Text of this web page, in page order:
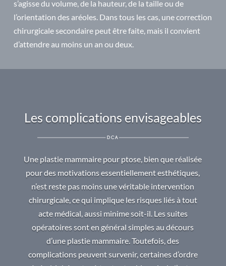
s’agisse du volume, de la hauteur, de la taille ou de
l’orientation des aréoles. Dans tous les cas, une correction
chirurgicale secondaire peut être faite, mais il convient
d’attendre au moins un an ou deux.
Les complications envisageables
Une plastie mammaire pour ptose, bien que réalisée
pour des motivations essentiellement esthétiques,
n’est reste pas moins une véritable intervention
chirurgicale, ce qui implique les risques liés à tout
acte médical, aussi minime soit-il. Les suites
opératoires sont en général simples au décours
d’une plastie mammaire. Toutefois, des
complications peuvent survenir, certaines d’ordre